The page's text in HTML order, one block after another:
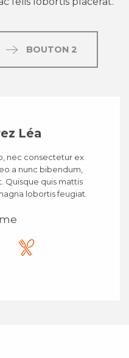
BOUTON 2
Léa
nec consectetur ex
a nunc bibendum,
Quisque quis mattis
lobortis feugiat.